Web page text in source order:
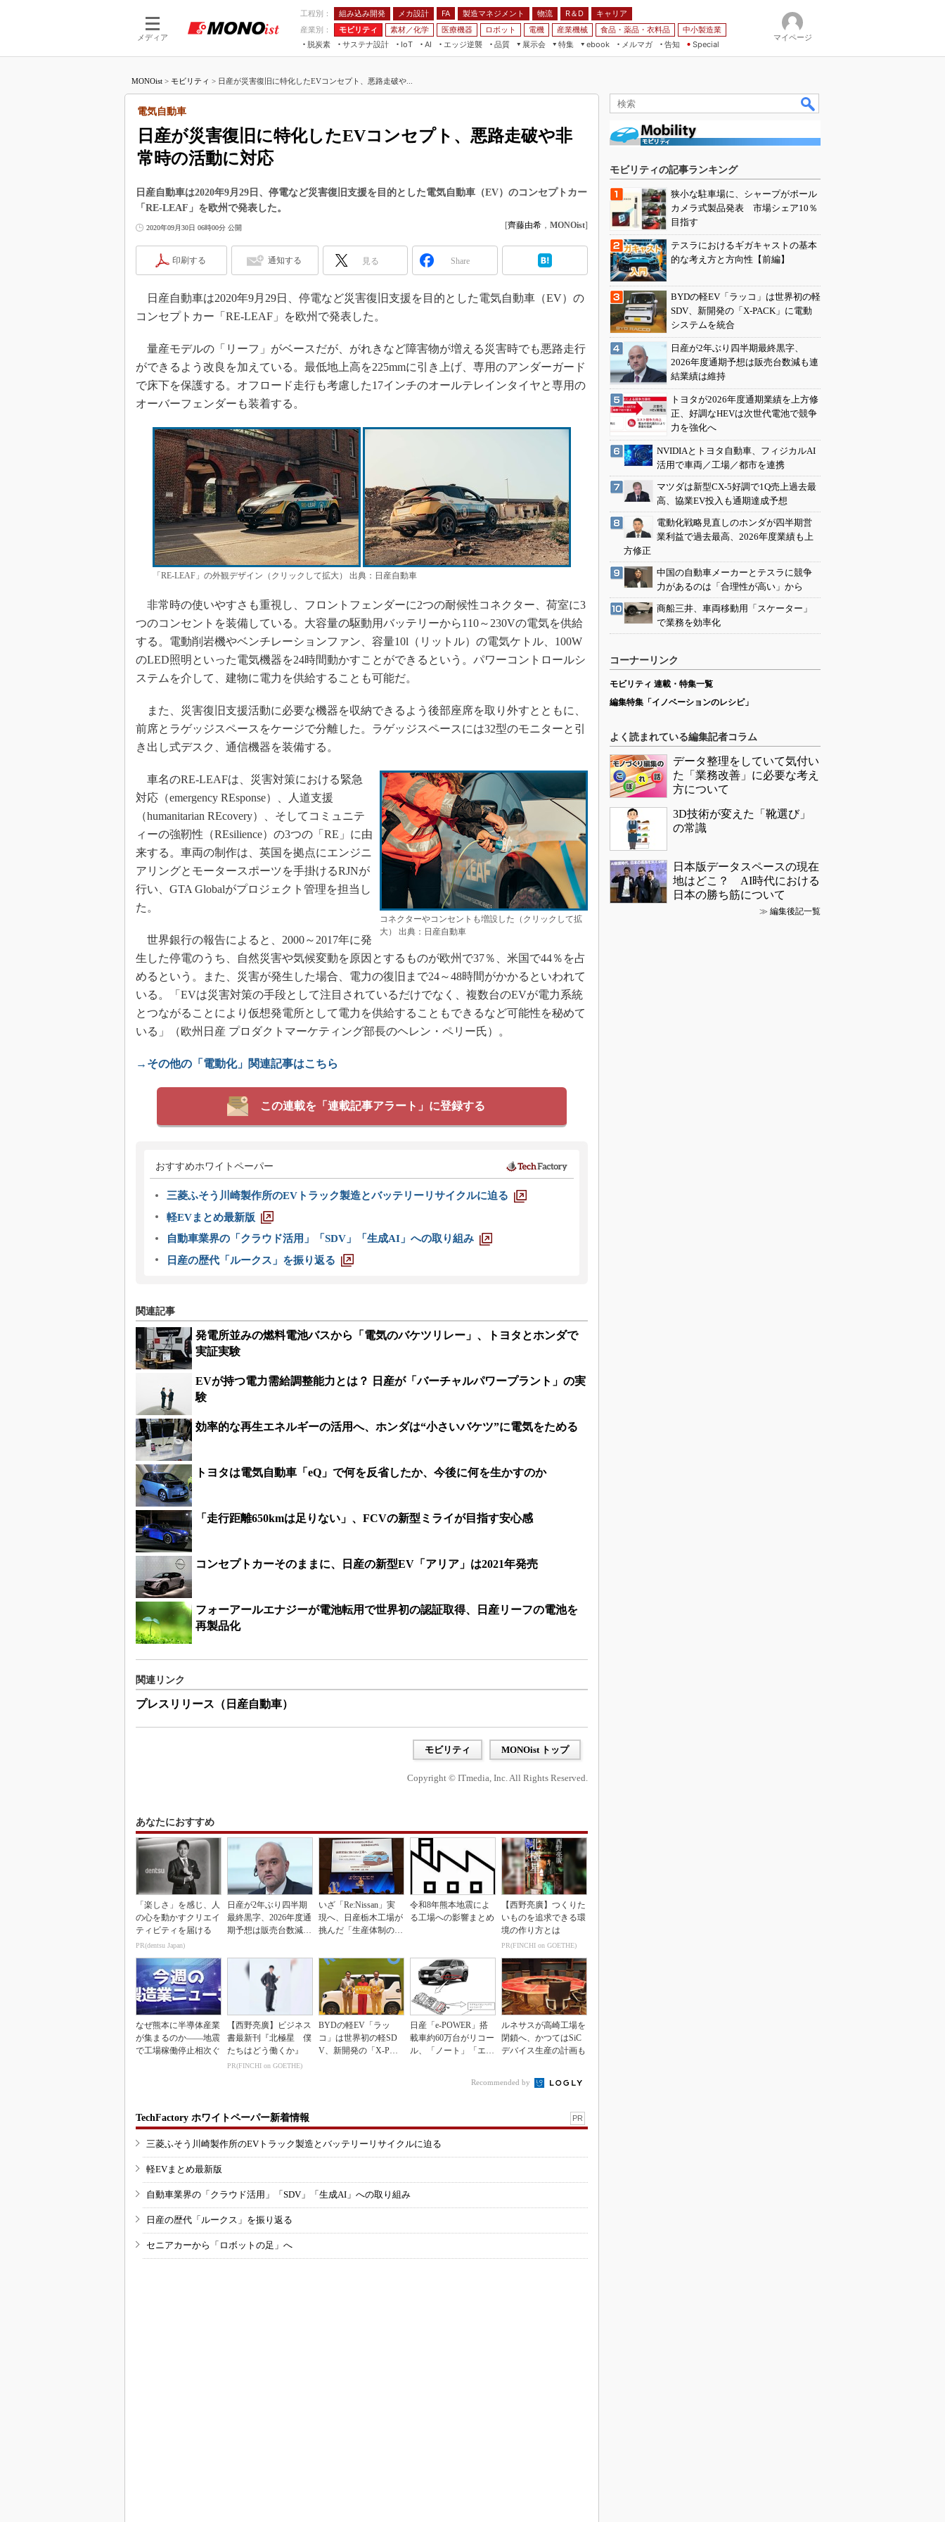
メディア
工程別： 組み込み開発 メカ設計 FA 製造マネジメント 物流 R＆D
キャリア
産業別：
モビリティ 素材／化学 医療機器 ロボット 電機 産業機械 食品・薬品・衣料品
中小製造業
脱炭素
サステナ設計
IoT
つながる工場
AI
AI×設備保全
エッジ逆襲 品質
展示会
JIMTOF
IIFES
TECHNO-FRONTIER
EdgeTech+
特集
VR／AR
フィールドサービス
組み込み画像技術
車載ソフト開発
ISO26262
無償設計ツール
デジタルツインとCAE
S＆OP
インダストリー4.0
製造業ビッグデータ
知財マネジメント
海外生産
グローバル設計・開発
制御セキュリティ
ebook
モビリティ
メルマガ
告知 Special
マイページ
MONOist > モビリティ > 日産が災害復旧に特化したEVコンセプト、悪路走破や...
日産が災害復旧に特化したEVコンセプト、悪路走破や非
常時の活動に対応
電気自動車
日産自動車は2020年9月29日、停電など災害復旧支援を目的とした電気自動車（EV）のコンセプトカー
「RE-LEAF」を欧州で発表した。
2020年09月30日 06時00分 公開 [齊藤由希 ， MONOist]
印刷する 通知する 見る Share
日産自動車は2020年9月29日、停電など災害復旧支援を目的とした電気自動車（EV）の
コンセプトカー「RE-LEAF」を欧州で発表した。
量産モデルの「リーフ」がベースだが、がれきなど障害物が増える災害時でも悪路走行
ができるよう改良を加えている。最低地上高を225mmに引き上げ、専用のアンダーガード
で床下を保護する。オフロード走行も考慮した17インチのオールテレインタイヤと専用の
オーバーフェンダーも装着する。
「RE-LEAF」の外観デザイン（クリックして拡大） 出典：日産自動車
非常時の使いやすさも重視し、フロントフェンダーに2つの耐候性コネクター、荷室に3
つのコンセントを装備している。大容量の駆動用バッテリーから110～230Vの電気を供給
する。電動削岩機やベンチレーションファン、容量10l（リットル）の電気ケトル、100W
のLED照明といった電気機器を24時間動かすことができるという。パワーコントロールシ
ステムを介して、建物に電力を供給することも可能だ。
また、災害復旧支援活動に必要な機器を収納できるよう後部座席を取り外すとともに、
前席とラゲッジスペースをケージで分離した。ラゲッジスペースには32型のモニターと引
き出し式デスク、通信機器を装備する。
コネクターやコンセントも増設した（クリックして拡
大） 出典：日産自動車
車名のRE-LEAFは、災害対策における緊急
対応（emergency REsponse）、人道支援
（humanitarian REcovery）、そしてコミュニテ
ィーの強靭性（REsilience）の3つの「RE」に由
来する。車両の制作は、英国を拠点にエンジニ
アリングとモータースポーツを手掛けるRJNが
行い、GTA Globalがプロジェクト管理を担当し
た。
世界銀行の報告によると、2000～2017年に発
生した停電のうち、自然災害や気候変動を原因とするものが欧州で37％、米国で44％を占
めるという。また、災害が発生した場合、電力の復旧まで24～48時間がかかるといわれて
いる。「EVは災害対策の手段として注目されているだけでなく、複数台のEVが電力系統
とつながることにより仮想発電所として電力を供給することもできるなど可能性を秘めて
いる」（欧州日産 プロダクトマーケティング部長のヘレン・ペリー氏）。
→その他の「電動化」関連記事はこちら
この連載を「連載記事アラート」に登録する
おすすめホワイトペーパー
三菱ふそう川崎製作所のEVトラック製造とバッテリーリサイクルに迫る
軽EVまとめ最新版
自動車業界の「クラウド活用」「SDV」「生成AI」への取り組み
日産の歴代「ルークス」を振り返る
関連記事
発電所並みの燃料電池バスから「電気のバケツリレー」、トヨタとホンダで
実証実験
EVが持つ電力需給調整能力とは？ 日産が「バーチャルパワープラント」の実
験
効率的な再生エネルギーの活用へ、ホンダは“小さいバケツ”に電気をためる
トヨタは電気自動車「eQ」で何を反省したか、今後に何を生かすのか
「走行距離650kmは足りない」、FCVの新型ミライが目指す安心感
コンセプトカーそのままに、日産の新型EV「アリア」は2021年発売
フォーアールエナジーが電池転用で世界初の認証取得、日産リーフの電池を
再製品化
関連リンク
プレスリリース（日産自動車）
モビリティ MONOist トップ
Copyright © ITmedia, Inc. All Rights Reserved.
あなたにおすすめ
「楽しさ」を感じ、人
の心を動かすクリエイ
ティビティを届ける
PR(dentsu Japan)
日産が2年ぶり四半期
最終黒字、2026年度通
期予想は販売台数減も
いざ「Re:Nissan」実
現へ、日産栃木工場が
挑んだ「生産体制の比
令和8年熊本地震によ
る工場への影響まとめ
【西野亮廣】つくりた
いものを追求できる環
境の作り方とは
PR(FINCHI on GOETHE)
なぜ熊本に半導体産業
が集まるのか――地震
で工場稼働停止相次ぐ
【西野亮廣】ビジネス
書最新刊『北極星 僕
たちはどう働くか』
PR(FINCHI on GOETHE)
BYDの軽EV「ラッ
コ」は世界初の軽SD
V、新開発の「X-PAC
日産「e-POWER」搭
載車約60万台がリコー
ル、「ノート」「エク
ルネサスが高崎工場を
閉鎖へ、かつてはSiC
デバイス生産の計画も
Recommended by
TechFactory ホワイトペーパー新着情報 PR
三菱ふそう川崎製作所のEVトラック製造とバッテリーリサイクルに迫る
軽EVまとめ最新版
自動車業界の「クラウド活用」「SDV」「生成AI」への取り組み
日産の歴代「ルークス」を振り返る
セニアカーから「ロボットの足」へ
モビリティの記事ランキング
狭小な駐車場に、シャープがポール
カメラ式製品発表 市場シェア10％
目指す
テスラにおけるギガキャストの基本
的な考え方と方向性【前編】
BYDの軽EV「ラッコ」は世界初の軽
SDV、新開発の「X-PACK」に電動
システムを統合
日産が2年ぶり四半期最終黒字、
2026年度通期予想は販売台数減も連
結業績は維持
トヨタが2026年度通期業績を上方修
正、好調なHEVは次世代電池で競争
力を強化へ
NVIDIAとトヨタ自動車、フィジカルAI
活用で車両／工場／都市を連携
マツダは新型CX-5好調で1Q売上過去最
高、協業EV投入も通期達成予想
電動化戦略見直しのホンダが四半期営
業利益で過去最高、2026年度業績も上
方修正
中国の自動車メーカーとテスラに競争
力があるのは「合理性が高い」から
商船三井、車両移動用「スケーター」
で業務を効率化
コーナーリンク
モビリティ 連載・特集一覧
編集特集「イノベーションのレシピ」
よく読まれている編集記者コラム
データ整理をしていて気付い
た「業務改善」に必要な考え
方について
3D技術が変えた「靴選び」
の常識
日本版データスペースの現在
地はどこ？ AI時代における
日本の勝ち筋について
≫ 編集後記一覧